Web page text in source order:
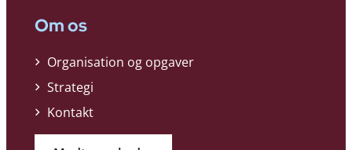
Om os
Organisation og opgaver
Strategi
Kontakt